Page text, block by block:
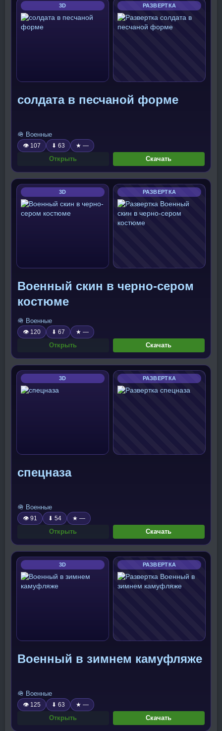
3D РАЗВЕРТКА
солдата в песчаной форме
🪖 Военные
👁 107 ⬇ 63 ★ —
Открыть Скачать
3D РАЗВЕРТКА
Военный скин в черно-сером
костюме
🪖 Военные
👁 120 ⬇ 67 ★ —
Открыть Скачать
3D РАЗВЕРТКА
спецназа
🪖 Военные
👁 91 ⬇ 54 ★ —
Открыть Скачать
3D РАЗВЕРТКА
Военный в зимнем камуфляже
🪖 Военные
👁 125 ⬇ 63 ★ —
Открыть Скачать